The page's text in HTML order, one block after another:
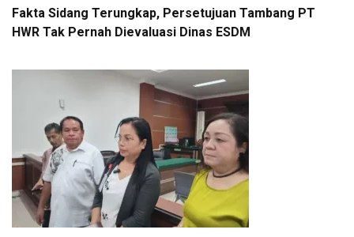
Fakta Sidang Terungkap, Persetujuan Tambang PT
HWR Tak Pernah Dievaluasi Dinas ESDM